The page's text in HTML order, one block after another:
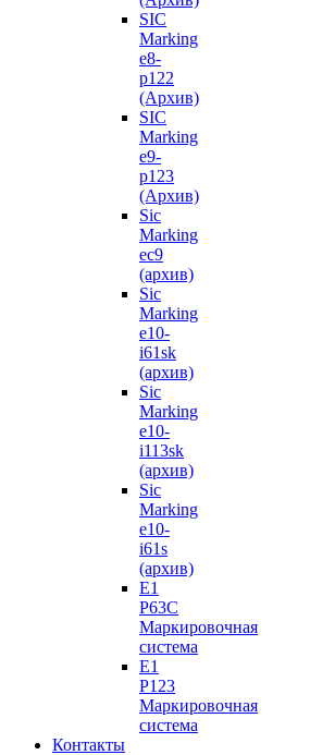
SIC
Marking
e8-
p122
(Архив)
SIC
Marking
e9-
p123
(Архив)
Sic
Marking
ec9
(архив)
Sic
Marking
e10-
i61sk
(архив)
Sic
Marking
e10-
i113sk
(архив)
Sic
Marking
e10-
i61s
(архив)
E1
P63C
Маркировочная
система
E1
P123
Маркировочная
система
Контакты